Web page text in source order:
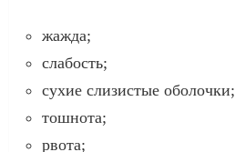
жажда;
слабость;
сухие слизистые оболочки;
тошнота;
рвота;